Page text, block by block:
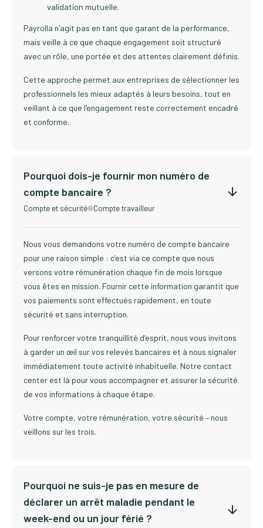
validation mutuelle.
Payrolla n'agit pas en tant que garant de la performance,
mais veille à ce que chaque engagement soit structuré
avec un rôle, une portée et des attentes clairement définis.
Cette approche permet aux entreprises de sélectionner les
professionnels les mieux adaptés à leurs besoins, tout en
veillant à ce que l'engagement reste correctement encadré
et conforme.
Pourquoi dois-je fournir mon numéro de
compte bancaire ?
Compte et sécurité Compte travailleur
Nous vous demandons votre numéro de compte bancaire
pour une raison simple : c’est via ce compte que nous
versons votre rémunération chaque fin de mois lorsque
vous êtes en mission. Fournir cette information garantit que
vos paiements sont effectués rapidement, en toute
sécurité et sans interruption.
Pour renforcer votre tranquillité d’esprit, nous vous invitons
à garder un œil sur vos relevés bancaires et à nous signaler
immédiatement toute activité inhabituelle. Notre contact
center est là pour vous accompagner et assurer la sécurité
de vos informations à chaque étape.
Votre compte, votre rémunération, votre sécurité – nous
veillons sur les trois.
Pourquoi ne suis-je pas en mesure de
déclarer un arrêt maladie pendant le
week-end ou un jour férié ?